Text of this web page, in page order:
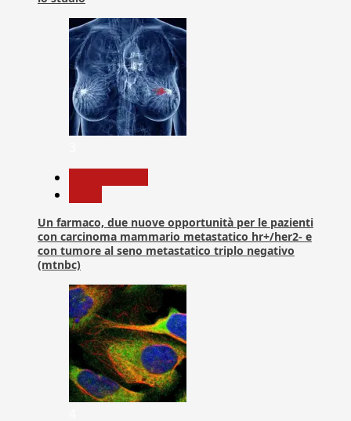
Un farmaco, due nuove opportunità per le pazienti
con carcinoma mammario metastatico hr+/her2- e
con tumore al seno metastatico triplo negativo
(mtnbc)